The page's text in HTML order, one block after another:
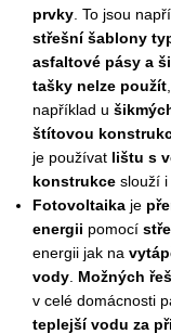
prvky . To jsou
střešní šablony
asfaltové pásy a
tašky nelze použít
například u
štítovou
je používat lištu s
konstrukce slouží
Fotovoltaika je
energii pomocí
energii jak na
vody Možných
v celé domácnosti
teplejší vodu za